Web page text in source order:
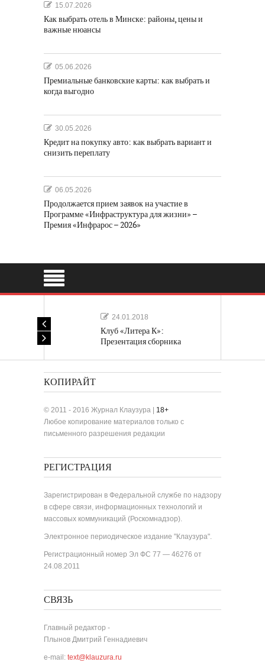
15.07.2026
Как выбрать отель в Минске: районы, цены и
важные нюансы
05.06.2026
Премиальные банковские карты: как выбрать и
когда выгодно
30.05.2026
Кредит на покупку авто: как выбрать вариант и
снизить переплату
06.05.2026
Продолжается прием заявок на участие в
Программе «Инфраструктура для жизни» –
Премия «Инфрарос – 2026»
24.01.2018
Клуб «Литера К»:
Презентация сборника
КОПИРАЙТ
© 2011 - 2016 Журнал Клаузура | 18+
Любое копирование материалов только с
письменного разрешения редакции
РЕГИСТРАЦИЯ
Зарегистрирован в Федеральной службе по надзору
в сфере связи, информационных технологий и
массовых коммуникаций (Роскомнадзор).
Электронное периодическое издание "Клаузура".
Регистрационный номер Эл ФС 77 — 46276 от
24.08.2011
СВЯЗЬ
Главный редактор -
Плынов Дмитрий Геннадиевич
e-mail: text@klauzura.ru